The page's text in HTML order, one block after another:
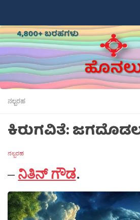
ನಲ್ಬರಹ
ಕಿರುಗವಿತೆ:
ನಲ್ಬರಹ
–ನಿತಿನ್ ಗೌಡ.